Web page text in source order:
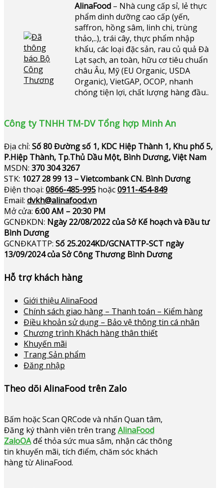
AlinaFood– Nhà cung cấp sỉ, lẻ thực
phẩm dinh dưỡng cao cấp (yến,
saffron, hồng sâm, linh chi, trùng
thảo,..), trái cây, thực phẩm nhập
khẩu, các loại đặc sản, rau củ quả Đà
Lạt sạch, an toàn, hữu cơ tiêu chuẩn
châu Âu, Mỹ (EU Organic, USDA
Organic), VietGAP, OCOP, nhanh
chóng tiện lợi, chất lượng hàng đầu..
Công ty TNHH TM-DV Tổng hợp Minh An
Địa chỉ: Số 80 Đường số 1, KDC Hiệp Thành 1, Khu phố 5,
P.Hiệp Thành, Tp.Thủ Dầu Một, Bình Dương, Việt Nam
MSDN: 370 304 3267
STK: 1027 28 99 13 – Vietcombank CN. Bình Dương
Điện thoại: 0866-485-995 hoặc0911-454-849
Email: dvkh@alinafood.vn
Mở cửa: 6:00 AM – 20:30 PM
GCNĐKDN: Ngày 22/08/2022 của Sở Kế hoạch và Đầu tư
Bình Dương
GCNĐKATTP: Số 25.2024KD/GCNATTP-SCT ngày
13/09/2024 của Sở Công Thương Bình Dương
Hỗ trợ khách hàng
Giới thiệu AlinaFood
Chính sách giao hàng – Thanh toán – Kiểm hàng
Điều khoản sử dụng – Bảo vệ thông tin cá nhân
Chương trình Khách hàng thân thiết
Khuyến mãi
Trang Sản phẩm
Đăng nhập
Theo dõi AlinaFood trên Zalo
Bấm hoặcScan QRCode và nhấn Quan tâm,
Đăng ký thành viên trên trangAlinaFood
ZaloOAđể thỏa sức mua sắm, nhận các thông
tin khuyến mãi, tích điểm, chăm sóc khách
hàng từ AlinaFood.